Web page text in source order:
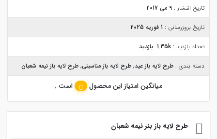
تاریخ انتشار : 9 می 2017
تاریخ بروزرسانی : 1 فوریه 2025
تعداد بازدید : 1.35k بازدید
دسته بندی : طرح لایه باز عید, طرح لایه باز مناسبتی, طرح لایه باز نیمه شعبان
میانگین امتیاز این محصول است .
طرح لایه باز بنر نیمه شعبان